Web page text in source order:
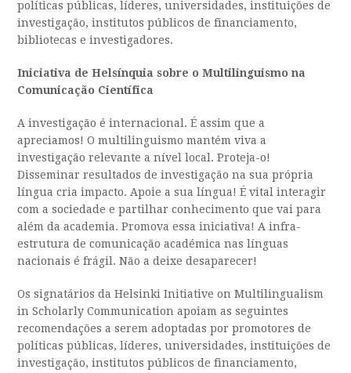
políticas públicas, líderes, universidades, instituições de
investigação, institutos públicos de financiamento,
bibliotecas e investigadores.
Iniciativa de Helsínquia sobre o Multilinguismo na
Comunicação Científica
A investigação é internacional. É assim que a
apreciamos! O multilinguismo mantém viva a
investigação relevante a nível local. Proteja-o!
Disseminar resultados de investigação na sua própria
língua cria impacto. Apoie a sua língua! É vital interagir
com a sociedade e partilhar conhecimento que vai para
além da academia. Promova essa iniciativa! A infra-
estrutura de comunicação académica nas línguas
nacionais é frágil. Não a deixe desaparecer!
Os signatários da Helsinki Initiative on Multilingualism
in Scholarly Communication apoiam as seguintes
recomendações a serem adoptadas por promotores de
políticas públicas, líderes, universidades, instituições de
investigação, institutos públicos de financiamento,